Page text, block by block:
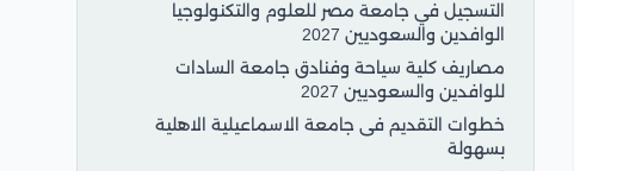
التسجيل في جامعة مصر للعلوم والتكنولوجيا
الوافدين والسعوديين 2027
مصاريف كلية سياحة وفنادق جامعة السادات
للوافدين والسعوديين 2027
خطوات التقديم فى جامعة الاسماعيلية الاهلية
بسهولة